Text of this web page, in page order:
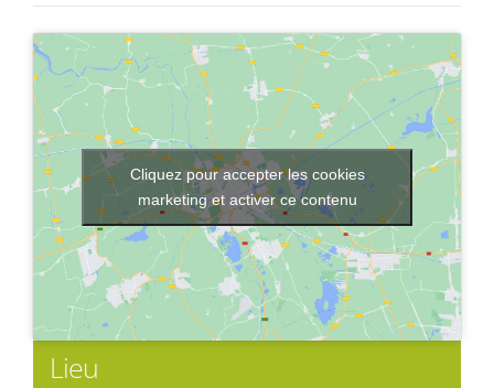
Lieu
Cliquez pour accepter les cookies
marketing et activer ce contenu